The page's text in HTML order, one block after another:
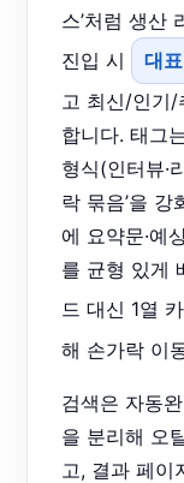
스’처럼 생산
진입 시
대
고 최신/인기/
합니다. 태그
형식(인터뷰·
락 묶음’을
에 요약문·예
를 균형 있게
드 대신 1열
해 손가락 이
검색은 자동
을 분리해 오
고, 결과 페이